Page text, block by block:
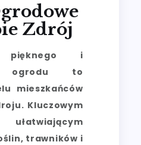
Zdrój
pięknego i
ogrodu to
mieszkańców
Kluczowym
trawników i